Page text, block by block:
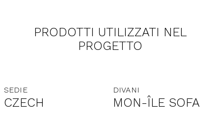
PRODOTTI UTILIZZATI NEL
PROGETTO
SEDIE
CZECH
DIVANI
MON-ÎLE SOFA